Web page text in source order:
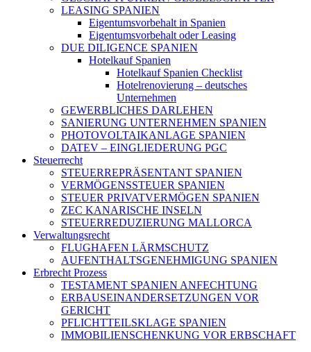
LEASING SPANIEN
Eigentumsvorbehalt in Spanien
Eigentumsvorbehalt oder Leasing
DUE DILIGENCE SPANIEN
Hotelkauf Spanien
Hotelkauf Spanien Checklist
Hotelrenovierung – deutsches
Unternehmen
GEWERBLICHES DARLEHEN
SANIERUNG UNTERNEHMEN SPANIEN
PHOTOVOLTAIKANLAGE SPANIEN
DATEV – EINGLIEDERUNG PGC
Steuerrecht
STEUERREPRÄSENTANT SPANIEN
VERMÖGENSSTEUER SPANIEN
STEUER PRIVATVERMÖGEN SPANIEN
ZEC KANARISCHE INSELN
STEUERREDUZIERUNG MALLORCA
Verwaltungsrecht
FLUGHAFEN LÄRMSCHUTZ
AUFENTHALTSGENEHMIGUNG SPANIEN
Erbrecht Prozess
TESTAMENT SPANIEN ANFECHTUNG
ERBAUSEINANDERSETZUNGEN VOR
GERICHT
PFLICHTTEILSKLAGE SPANIEN
IMMOBILIENSCHENKUNG VOR ERBSCHAFT